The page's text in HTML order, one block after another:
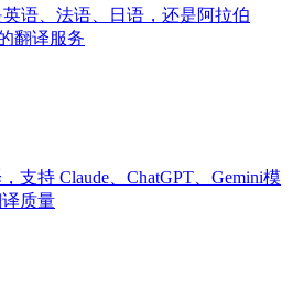
语、法语、日语，还是阿拉伯
翻译服务
支持 Claude、ChatGPT、Gemini模
质量